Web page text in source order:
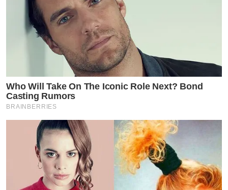
Who Will Take On The Iconic Role Next? Bond
Casting Rumors
BRAINBERRIES